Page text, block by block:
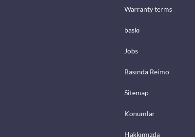
Warranty terms
baskı
Jobs
Basında Reimo
Sitemap
Konumlar
Hakkımızda